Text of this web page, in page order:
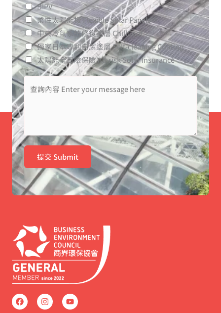
BIPV
柔性太陽能板 Flexible Solar Panels
中央冷氣系統修復塗層 ChillCoat
獨家日本專利自潔塗層​ Self-cleaning Coating
太陽能全風險保險 All-risk Solar Insurance
提交 Submit
F
a
I
n
Y
o